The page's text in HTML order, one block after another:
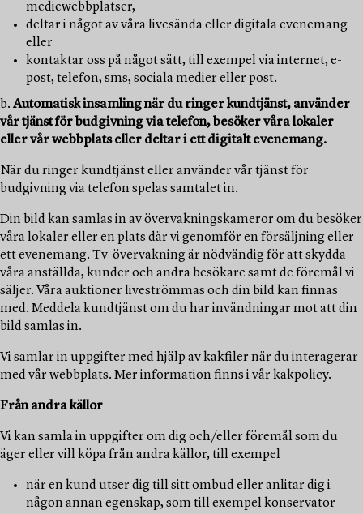
mediewebbplatser,
deltar i något av våra livesända eller digitala evenemang
eller
kontaktar oss på något sätt, till exempel via internet, e-
post, telefon, sms, sociala medier eller post.
b. Automatisk insamling när du ringer kundtjänst, använder
vår tjänst för budgivning via telefon, besöker våra lokaler
eller vår webbplats eller deltar i ett digitalt evenemang.
När du ringer kundtjänst eller använder vår tjänst för
budgivning via telefon spelas samtalet in.
Din bild kan samlas in av övervakningskameror om du besöker
våra lokaler eller en plats där vi genomför en försäljning eller
ett evenemang. Tv-övervakning är nödvändig för att skydda
våra anställda, kunder och andra besökare samt de föremål vi
säljer. Våra auktioner liveströmmas och din bild kan finnas
med. Meddela kundtjänst om du har invändningar mot att din
bild samlas in.
Vi samlar in uppgifter med hjälp av kakfiler när du interagerar
med vår webbplats. Mer information finns i vår kakpolicy.
Från andra källor
Vi kan samla in uppgifter om dig och/eller föremål som du
äger eller vill köpa från andra källor, till exempel
när en kund utser dig till sitt ombud eller anlitar dig i
någon annan egenskap, som till exempel konservator